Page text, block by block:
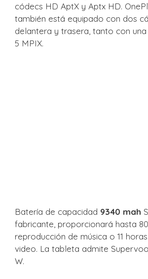
códecs HD AptX y Aptx HD.
también está equipado con dos
delantera y trasera, tanto con
5 MPIX.
Batería de capacidad 9340 mah
fabricante, proporcionará hasta
reproducción de música o 11
video. La tableta admite
W.